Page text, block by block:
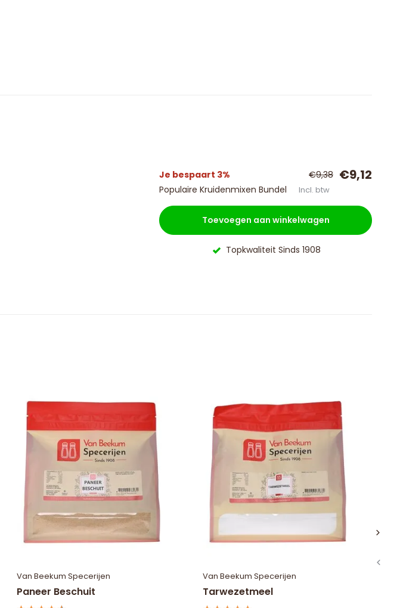
Je bespaart 3% €9,38 €9,12
Populaire Kruidenmixen Bundel Incl. btw
Toevoegen aan winkelwagen
Topkwaliteit Sinds 1908
Van Beekum Specerijen
Paneer Beschuit
Van Beekum Specerijen
Tarwezetmeel